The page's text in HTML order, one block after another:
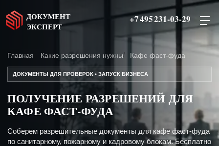
ДОКУМЕНТ
ЭКСПЕРТ
+7 495 231-03-29
Главная Какие разрешения нужны Кафе фаст-фуда
ДОКУМЕНТЫ ДЛЯ ПРОВЕРОК • ЗАПУСК БИЗНЕСА
ПОЛУЧЕНИЕ РАЗРЕШЕНИЙ ДЛЯ
КАФЕ ФАСТ-ФУДА
Соберем разрешительные документы для кафе фаст-фуда
по санитарному, пожарному и кадровому блокам. Бесплатно